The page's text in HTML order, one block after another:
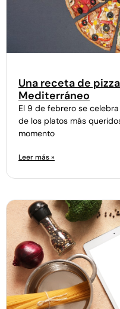
Una receta de
Mediterráneo
El 9 de febrero se
de los platos más
momento
Leer más »